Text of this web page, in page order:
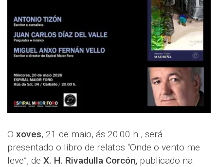
O xoves, 21 de maio, ás 20:00 h., será
presentado o libro de relatos “Onde o vento me
leve”, de X. H. Rivadulla Corcón, publicado na